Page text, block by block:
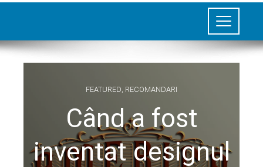
FEATURED RECOMANDARI
Când a fost
inventat designul